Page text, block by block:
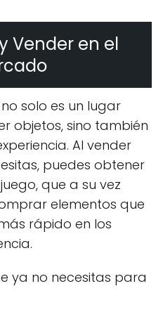
Vender en el
solo es un lugar
objetos, sino también
Al vender
puedes obtener
que a su vez
elementos que
rápido en los
ya no necesitas para